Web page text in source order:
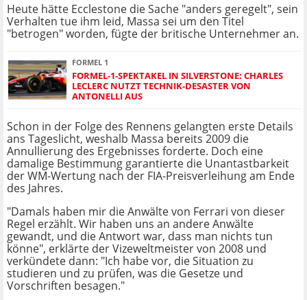
Heute hätte Ecclestone die Sache "anders geregelt", sein
Verhalten tue ihm leid, Massa sei um den Titel
"betrogen" worden, fügte der britische Unternehmer an.
FORMEL 1
FORMEL-1-SPEKTAKEL IN SILVERSTONE: CHARLES
LECLERC NUTZT TECHNIK-DESASTER VON
ANTONELLI AUS
Schon in der Folge des Rennens gelangten erste Details
ans Tageslicht, weshalb Massa bereits 2009 die
Annullierung des Ergebnisses forderte. Doch eine
damalige Bestimmung garantierte die Unantastbarkeit
der WM-Wertung nach der FIA-Preisverleihung am Ende
des Jahres.
"Damals haben mir die Anwälte von Ferrari von dieser
Regel erzählt. Wir haben uns an andere Anwälte
gewandt, und die Antwort war, dass man nichts tun
könne", erklärte der Vizeweltmeister von 2008 und
verkündete dann: "Ich habe vor, die Situation zu
studieren und zu prüfen, was die Gesetze und
Vorschriften besagen."